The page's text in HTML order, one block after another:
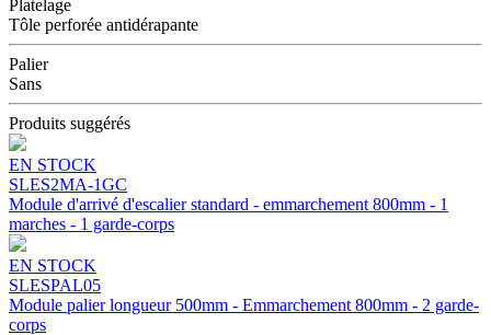
Platelage
Tôle perforée antidérapante
Palier
Sans
Produits suggérés
EN STOCK
SLES2MA-1GC
Module d'arrivé d'escalier standard - emmarchement 800mm - 1
marches - 1 garde-corps
EN STOCK
SLESPAL05
Module palier longueur 500mm - Emmarchement 800mm - 2 garde-
corps